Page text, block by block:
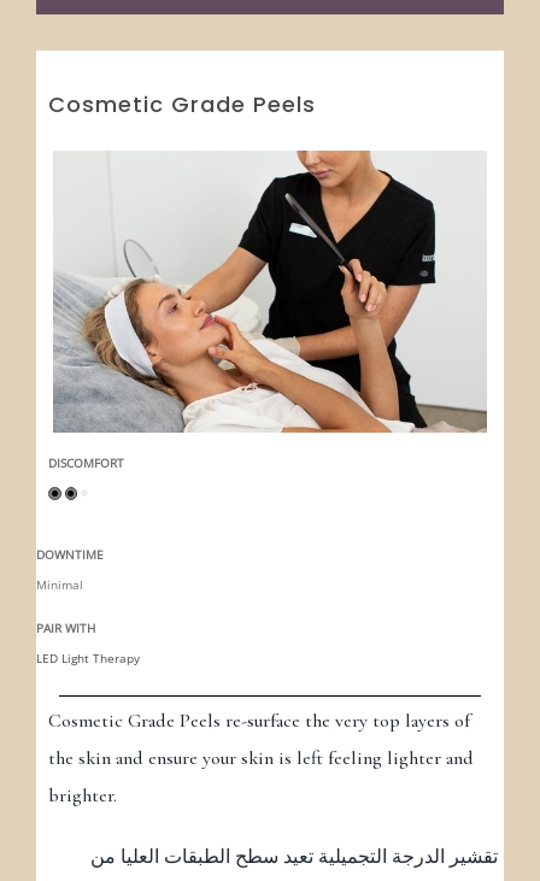
Cosmetic Grade Peels
DISCOMFORT
DOWNTIME
Minimal
PAIR WITH
LED Light Therapy
Cosmetic Grade Peels re-surface the very top layers of
the skin and ensure your skin is left feeling lighter and
brighter.
تقشير الدرجة التجميلية تعيد سطح الطبقات العليا من